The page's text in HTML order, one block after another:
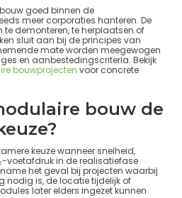
goed binnen de
meer corporaties hanteren. De
demonteren, te herplaatsen of
sluit aan bij de principes van
mate worden meegewogen
en aanbestedingscriteria. Bekijk
bouwprojecten voor concrete
bouw de
keuze wanneer snelheid,
voetafdruk in de realisatiefase
het geval bij projecten waarbij
nodig is, de locatie tijdelijk of
later elders ingezet kunnen